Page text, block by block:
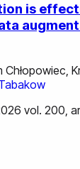
is
Chłopowiec
vol. 200,